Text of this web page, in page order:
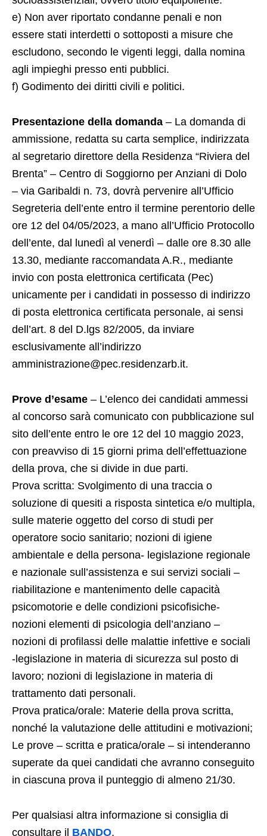
e) Non aver riportato condanne penali e non
essere stati interdetti o sottoposti a misure che
escludono, secondo le vigenti leggi, dalla nomina
agli impieghi presso enti pubblici.
f) Godimento dei diritti civili e politici.
Presentazione della domanda – La domanda di
ammissione, redatta su carta semplice, indirizzata
al segretario direttore della Residenza “Riviera del
Brenta” – Centro di Soggiorno per Anziani di Dolo
– via Garibaldi n. 73, dovrà pervenire all’Ufficio
Segreteria dell’ente entro il termine perentorio delle
ore 12 del 04/05/2023, a mano all’Ufficio Protocollo
dell’ente, dal lunedì al venerdì – dalle ore 8.30 alle
13.30, mediante raccomandata A.R., mediante
invio con posta elettronica certificata (Pec)
unicamente per i candidati in possesso di indirizzo
di posta elettronica certificata personale, ai sensi
dell’art. 8 del D.lgs 82/2005, da inviare
esclusivamente all’indirizzo
amministrazione@pec.residenzarb.it.
Prove d’esame – L’elenco dei candidati ammessi
al concorso sarà comunicato con pubblicazione sul
sito dell’ente entro le ore 12 del 10 maggio 2023,
con preavviso di 15 giorni prima dell’effettuazione
della prova, che si divide in due parti.
Prova scritta: Svolgimento di una traccia o
soluzione di quesiti a risposta sintetica e/o multipla,
sulle materie oggetto del corso di studi per
operatore socio sanitario; nozioni di igiene
ambientale e della persona- legislazione regionale
e nazionale sull’assistenza e sui servizi sociali –
riabilitazione e mantenimento delle capacità
psicomotorie e delle condizioni psicofisiche-
nozioni elementi di psicologia dell’anziano –
nozioni di profilassi delle malattie infettive e sociali
-legislazione in materia di sicurezza sul posto di
lavoro; nozioni di legislazione in materia di
trattamento dati personali.
Prova pratica/orale: Materie della prova scritta,
nonché la valutazione delle attitudini e motivazioni;
Le prove – scritta e pratica/orale – si intenderanno
superate da quei candidati che avranno conseguito
in ciascuna prova il punteggio di almeno 21/30.
Per qualsiasi altra informazione si consiglia di
consultare il BANDO.